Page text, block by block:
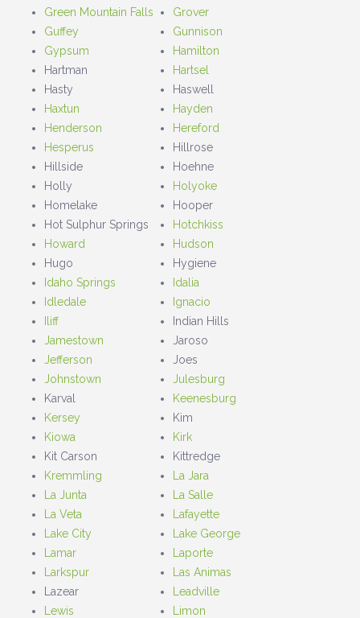
Green Mountain Falls
Grover
Guffey
Gunnison
Gypsum
Hamilton
Hartman
Hartsel
Hasty
Haswell
Haxtun
Hayden
Henderson
Hereford
Hesperus
Hillrose
Hillside
Hoehne
Holly
Holyoke
Homelake
Hooper
Hot Sulphur Springs
Hotchkiss
Howard
Hudson
Hugo
Hygiene
Idaho Springs
Idalia
Idledale
Ignacio
Iliff
Indian Hills
Jamestown
Jaroso
Jefferson
Joes
Johnstown
Julesburg
Karval
Keenesburg
Kersey
Kim
Kiowa
Kirk
Kit Carson
Kittredge
Kremmling
La Jara
La Junta
La Salle
La Veta
Lafayette
Lake City
Lake George
Lamar
Laporte
Larkspur
Las Animas
Lazear
Leadville
Lewis
Limon